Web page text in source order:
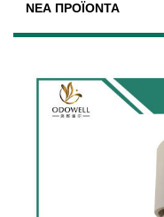
ΝΈΑ ΠΡΟΪΌΝΤΑ